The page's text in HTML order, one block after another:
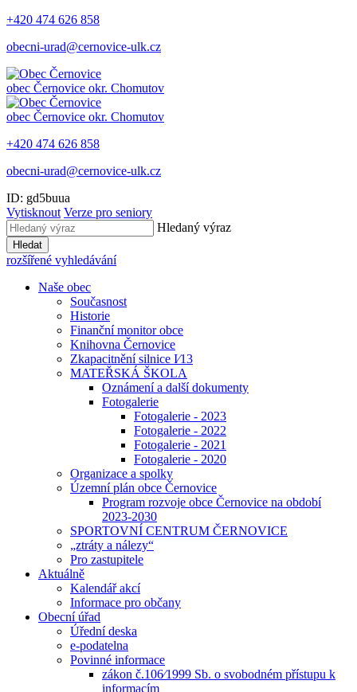
+420 474 626 858
obecni-urad@cernovice-ulk.cz
obec Černovice okr. Chomutov
obec Černovice okr. Chomutov
+420 474 626 858
obecni-urad@cernovice-ulk.cz
ID: gd5buua
Vytisknout Verze pro seniory
Hledaný výraz
Hledat
rozšířené vyhledávání
Naše obec
Současnost
Historie
Finanční monitor obce
Knihovna Černovice
Zkapacitnění silnice I⁄13
MATEŘSKÁ ŠKOLA
Oznámení a další dokumenty
Fotogalerie
Fotogalerie - 2023
Fotogalerie - 2022
Fotogalerie - 2021
Fotogalerie - 2020
Organizace a spolky
Územní plán obce Černovice
Program rozvoje obce Černovice na období
2023-2030
SPORTOVNÍ CENTRUM ČERNOVICE
„ztráty a nálezy“
Pro zastupitele
Aktuálně
Kalendář akcí
Informace pro občany
Obecní úřad
Úřední deska
e-podatelna
Povinné informace
zákon č.106⁄1999 Sb. o svobodném přístupu k
informacím